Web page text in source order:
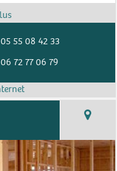
05 55 08 42 33
06 72 77 06 79